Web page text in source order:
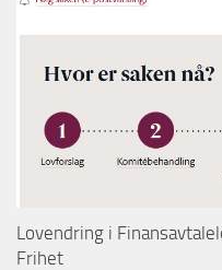
Lovendring i
Frihet